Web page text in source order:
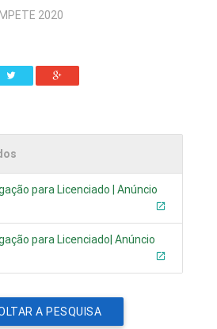
2020
para Licenciado | Anúncio
para Licenciado| Anúncio
A PESQUISA